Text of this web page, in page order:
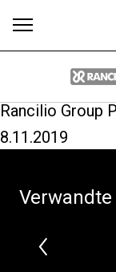
Rancilio Group
8.11.2019
Alle